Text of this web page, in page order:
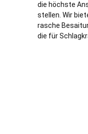
die höchste
stellen. Wir
rasche
die für